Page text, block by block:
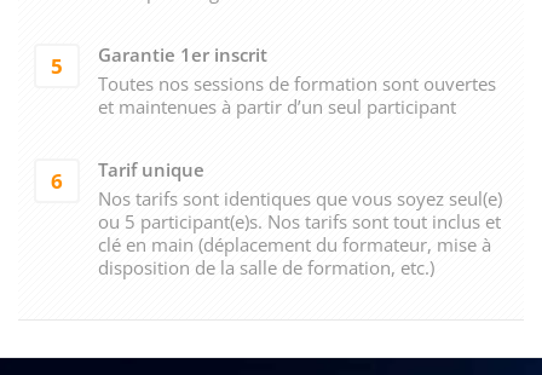
5
Garantie 1er inscrit
Toutes nos sessions de formation sont ouvertes
et maintenues à partir d’un seul participant
6
Tarif unique
Nos tarifs sont identiques que vous soyez seul(e)
ou 5 participant(e)s. Nos tarifs sont tout inclus et
clé en main (déplacement du formateur, mise à
disposition de la salle de formation, etc.)